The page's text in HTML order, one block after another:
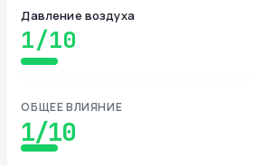
Давление воздуха
1/10
ОБЩЕЕ ВЛИЯНИЕ
1/10